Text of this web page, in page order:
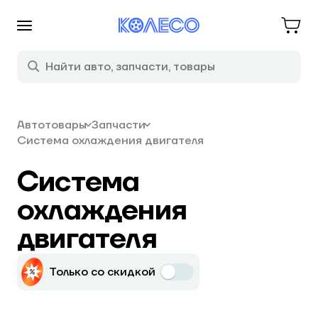
Автотовары Запчасти
Система охлаждения двигателя
Система
охлаждения
двигателя
Только со скидкой